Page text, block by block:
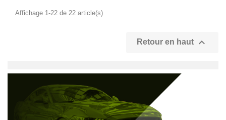
Affichage 1-22 de 22 article(s)
Retour en haut 